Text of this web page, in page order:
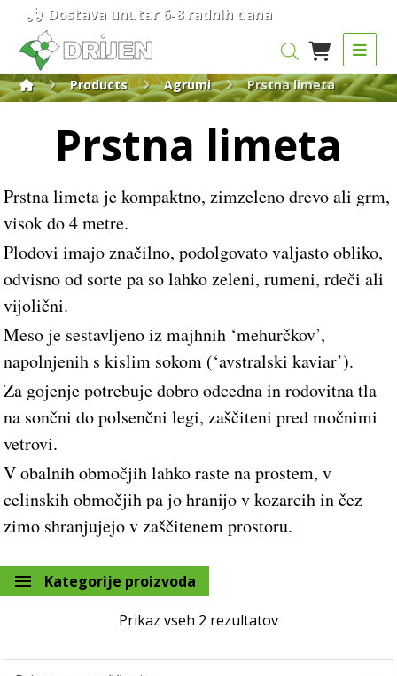
Dostava unutar 6-8 radnih dana
Products Agrumi Prstna limeta
Prstna limeta
Prstna limeta je kompaktno, zimzeleno drevo ali grm,
visok do 4 metre.
Plodovi imajo značilno, podolgovato valjasto obliko,
odvisno od sorte pa so lahko zeleni, rumeni, rdeči ali
vijolični.
Meso je sestavljeno iz majhnih ‘mehurčkov’,
napolnjenih s kislim sokom (‘avstralski kaviar’).
Za gojenje potrebuje dobro odcedna in rodovitna tla
na sončni do polsenčni legi, zaščiteni pred močnimi
vetrovi.
V obalnih območjih lahko raste na prostem, v
celinskih območjih pa jo hranijo v kozarcih in čez
zimo shranjujejo v zaščitenem prostoru.
Kategorije proizvoda
Prikaz vseh 2 rezultatov